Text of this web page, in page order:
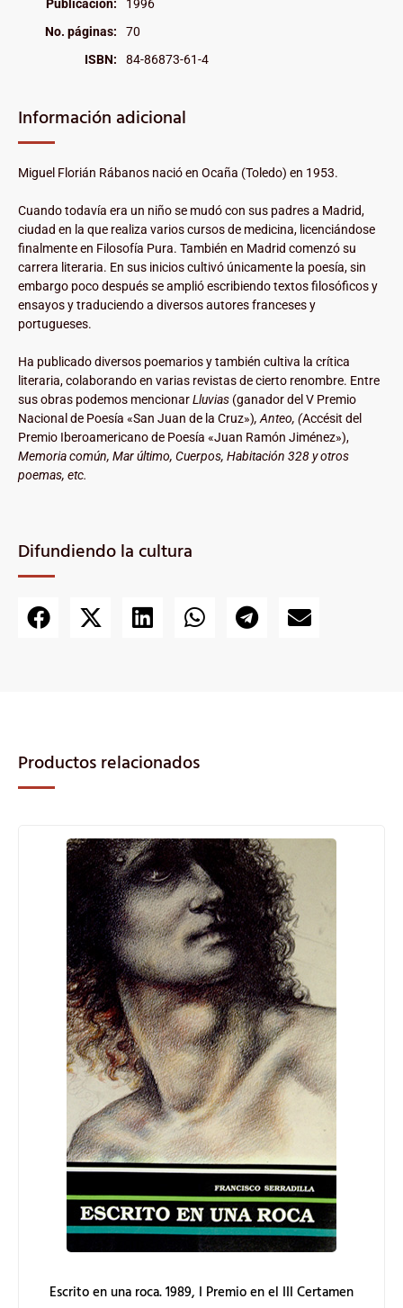
Publicación:
1996
No. páginas:
70
ISBN:
84-86873-61-4
Información adicional
Miguel Florián Rábanos nació en Ocaña (Toledo) en 1953.
Cuando todavía era un niño se mudó con sus padres a Madrid,
ciudad en la que realiza varios cursos de medicina, licenciándose
finalmente en Filosofía Pura. También en Madrid comenzó su
carrera literaria. En sus inicios cultivó únicamente la poesía, sin
embargo poco después se amplió escribiendo textos filosóficos y
ensayos y traduciendo a diversos autores franceses y
portugueses.
Ha publicado diversos poemarios y también cultiva la crítica
literaria, colaborando en varias revistas de cierto renombre. Entre
sus obras podemos mencionarLluvias (ganador del V Premio
Nacional de Poesía «San Juan de la Cruz»), Anteo, (Accésit del
Premio Iberoamericano de Poesía «Juan Ramón Jiménez»),
Memoria común, Mar último, Cuerpos, Habitación 328 y otros
poemas, etc.
Difundiendo la cultura
Productos relacionados
Escrito en una roca. 1989, I Premio en el III Certamen